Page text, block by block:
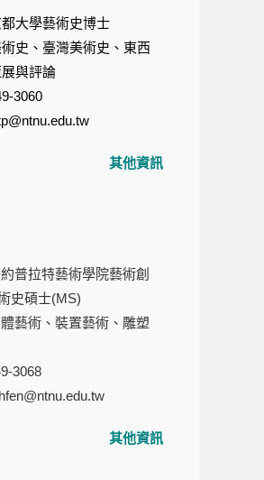
大學藝術史博士
史、臺灣美術史、東西
與評論
3060
其他資訊
普拉特藝術學院藝術創
史碩士(MS)
藝術、裝置藝術、雕塑
3068
其他資訊